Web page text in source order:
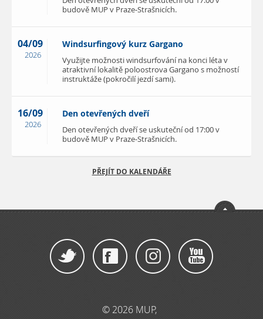
budově MUP v Praze-Strašnicích.
04/09
2026
Windsurfingový kurz Gargano
Využijte možnosti windsurfování na konci léta v
atraktivní lokalitě poloostrova Gargano s možností
instruktáže (pokročilí jezdí sami).
16/09
2026
Den otevřených dveří
Den otevřených dveří se uskuteční od 17:00 v
budově MUP v Praze-Strašnicích.
PŘEJÍT DO KALENDÁŘE
© 2026 MUP,